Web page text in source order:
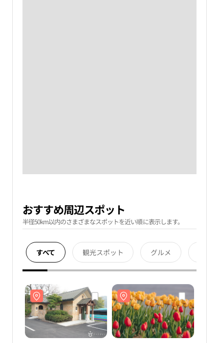
おすすめ周辺スポット
半径50km以内のさまざまなスポットを近い順に表示します。
すべて 観光スポット グルメ